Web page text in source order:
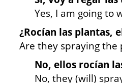
Yes, I am going to
¿Rocían las plantas,
Are they spraying the
No, ellos rocían
No, they (will)